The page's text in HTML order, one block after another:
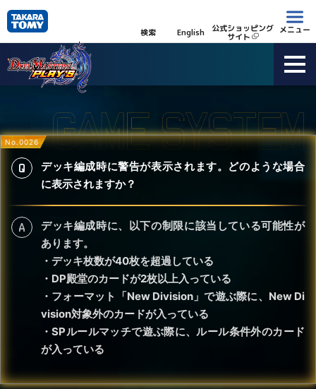
検索 English 公式ショッピング
サイト
メニュー
No.0026
デッキ編成時に警告が表示されます。どのような場合
に表示されますか？
デッキ編成時に、以下の制限に該当している可能性が
あります。
・デッキ枚数が40枚を超過している
・DP殿堂のカードが2枚以上入っている
・フォーマット「New Division」で遊ぶ際に、New Di
vision対象外のカードが入っている
・SPルールマッチで遊ぶ際に、ルール条件外のカード
が入っている